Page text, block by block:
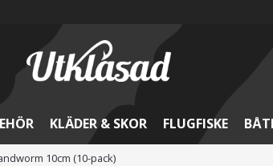
KLÄDER & SKOR FLUGFISKE
10cm (10-pack)